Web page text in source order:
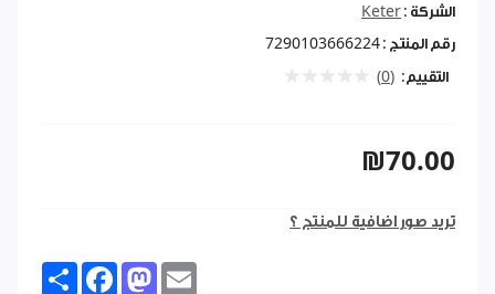
الشركة : Keter
رقم المنتج : 7290103666224
التقييم: (0)
₪70.00
تريد صور اضافية للمنتج ؟
Share FacebookMastodon